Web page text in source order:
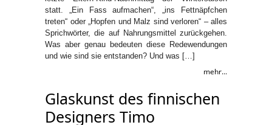
statt. „Ein Fass aufmachen“, „ins Fettnäpfchen
treten“ oder „Hopfen und Malz sind verloren“ – alles
Sprichwörter, die auf Nahrungsmittel zurückgehen.
Was aber genau bedeuten diese Redewendungen
und wie sind sie entstanden? Und was […]
mehr...
Glaskunst des finnischen
Designers Timo